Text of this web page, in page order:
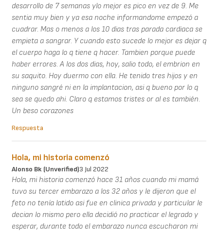
desarrollo de 7 semanas ylo mejor es pico en vez de 9. Me
sentia muy bien y ya esa noche informandome empezó a
cuadrar. Mas o menos a los 10 dias tras parada cardiaca se
empieta a sangrar. Y cuando esto sucede lo mejor es dejar q
el cuerpo haga lo q tiene q hacer. Tambien porque puede
haber errores. A los dos dias, hoy, salio todo, el embrion en
su saquito. Hoy duermo con ella. He tenido tres hijos y en
ninguno sangré ni en la implantacion, asi q bueno por lo q
sea se quedo ahi. Claro q estamos tristes or al es también.
Un beso corazones
Respuesta
Hola, mi historia comenzó
Alonso Bk (unverified)3 Jul 2022
Hola, mi historia comenzó hace 31 años cuando mi mamá
tuvo su tercer embarazo a los 32 años y le dijeron que el
feto no tenía latido asi fue en clinica privada y particular le
decian lo mismo pero ella decidió no practicar el legrado y
esperar, durante todo el embarazo nunca escucharon mi